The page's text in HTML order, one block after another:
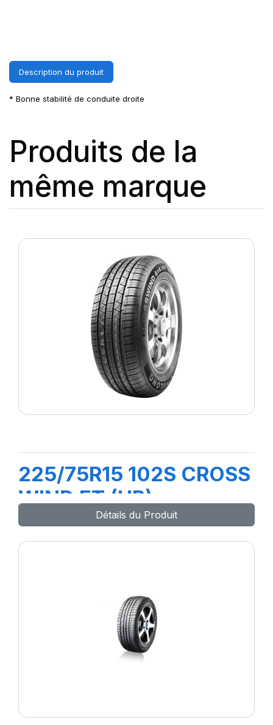
Description du produit
* Bonne stabilité de conduite droite
Produits de la
même marque
225/75R15 102S CROSS
WIND ET (HB)
Détails du Produit